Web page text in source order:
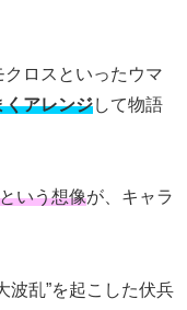
ロスといったウマ
くアレンジして物語
いう想像が、キャラ
波乱”を起こした伏兵